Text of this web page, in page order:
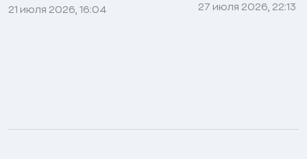
21 июля 2026, 16:04 27 июля 2026, 22:13